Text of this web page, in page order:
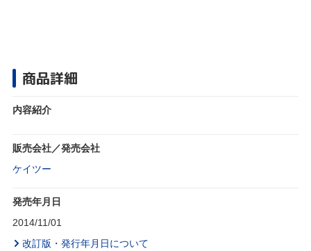
商品詳細
内容紹介
販売会社／発売会社
ケイツー
発売年月日
2014/11/01
改訂版・発行年月日について